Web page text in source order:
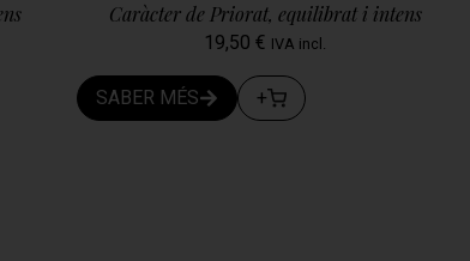
Caràcter de Priorat, equilibrat i intens
19,50€ IVA incl.
SABER MÉS +